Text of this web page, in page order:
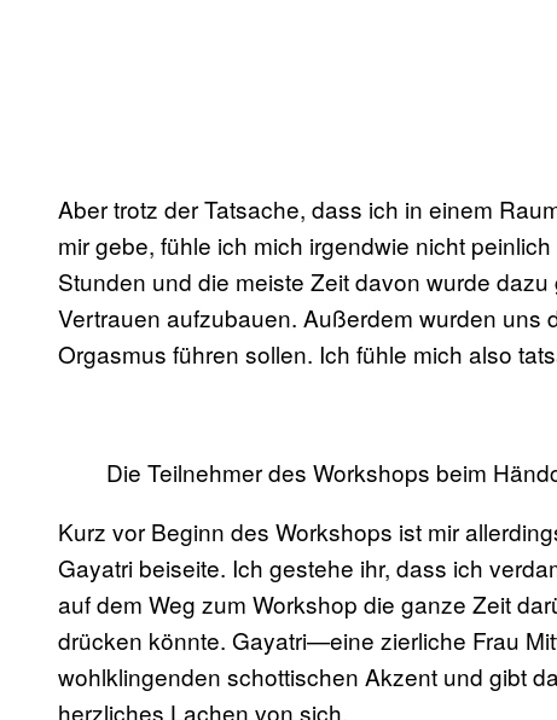
Aber trotz der Tatsache, dass ich in einem
mir gebe, fühle ich mich irgendwie nicht
Stunden und die meiste Zeit davon wurde
Vertrauen aufzubauen. Außerdem wurden uns
Orgasmus führen sollen. Ich fühle mich also
Die Teilnehmer des Workshops beim
Kurz vor Beginn des Workshops ist mir
Gayatri beiseite. Ich gestehe ihr, dass ich
auf dem Weg zum Workshop die ganze Zeit
drücken könnte. Gayatri—eine zierliche Frau
wohlklingenden schottischen Akzent und gibt
herzliches Lachen von sich.